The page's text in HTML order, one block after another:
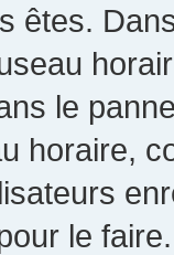
êtes.
le
horaire,
le faire.